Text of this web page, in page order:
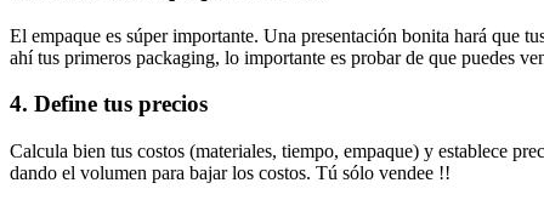
El empaque es súper importante. Una presentación bonita hará que
ahí tus primeros packaging, lo importante es probar de que puedes
4. Define tus precios
Calcula bien tus costos (materiales, tiempo, empaque) y establece
dando el volumen para bajar los costos. Tú sólo vendee !!